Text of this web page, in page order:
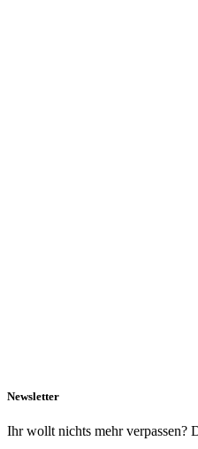
Newsletter
Ihr wollt nichts mehr verpassen?